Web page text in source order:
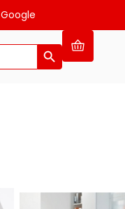
Search Button